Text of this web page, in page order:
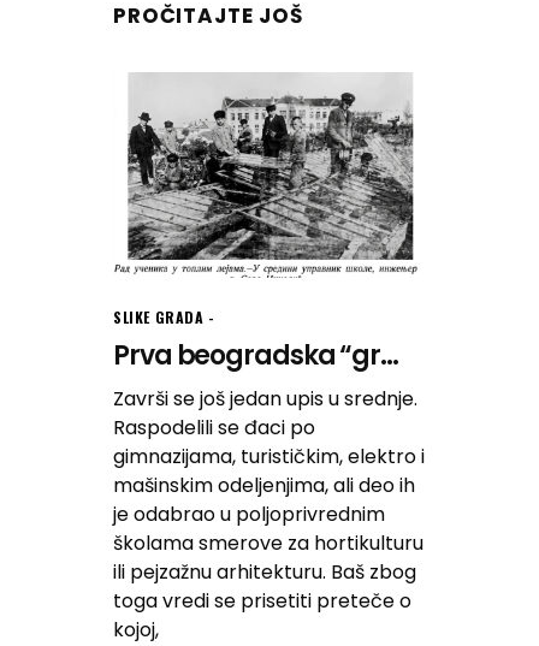
PROČITAJTE JOŠ
SLIKE GRADA
Prva beogradska “gr...
Završi se još jedan upis u srednje.
Raspodelili se đaci po
gimnazijama, turističkim, elektro i
mašinskim odeljenjima, ali deo ih
je odabrao u poljoprivrednim
školama smerove za hortikulturu
ili pejzažnu arhitekturu. Baš zbog
toga vredi se prisetiti preteče o
kojoj,